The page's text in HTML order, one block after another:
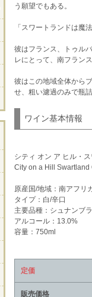
う願望でもある。
「スワートランドは魔
彼はフランス、トゥル
レにとって、南フラン
彼はこの地域全体から
せ、粗い濾過のみで瓶詰
ワイン基本情報
シティ オン ア ヒル・
City on a Hill
原産国/地域：南アフリ
タイプ：白/辛口
主要品種：シュナンブ
アルコール：13.0%
容量：750ml
定価
販売価格